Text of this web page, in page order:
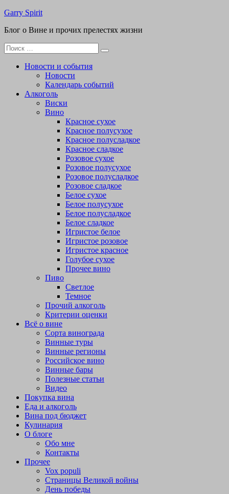
Перейти
содержимому
Garry Spirit
Блог о Вине и прочих прелестях жизни
Поиск
для:
Новости и события
Новости
Календарь событий
Алкоголь
Виски
Вино
Красное сухое
Красное полусухое
Красное полусладкое
Красное сладкое
Розовое сухое
Розовое полусухое
Розовое полусладкое
Розовое сладкое
Белое сухое
Белое полусухое
Белое полусладкое
Белое сладкое
Игристое белое
Игристое розовое
Игристое красное
Голубое сухое
Прочее вино
Пиво
Светлое
Темное
Прочий алкоголь
Критерии оценки
Всё о вине
Сорта винограда
Винные туры
Винные регионы
Российское вино
Винные бары
Полезные статьи
Видео
Покупка вина
Еда и алкоголь
Вина под бюджет
Кулинария
О блоге
Обо мне
Контакты
Прочее
Vox populi
Страницы Великой войны
День победы